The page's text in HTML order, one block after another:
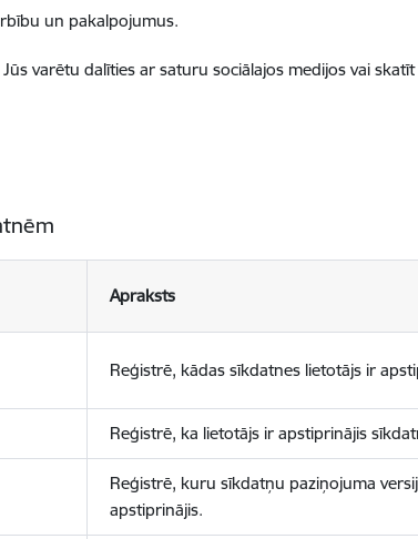
un pakalpojumus.
varētu dalīties ar saturu sociālajos medijos vai
Apraksts
Reģistrē, kādas sīkdatnes lietotājs ir
Reģistrē, ka lietotājs ir apstiprinājis
Reģistrē, kuru sīkdatņu paziņojuma
apstiprinājis.